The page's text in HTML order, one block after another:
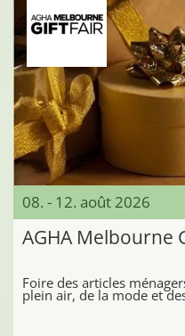
08. - 12. août 2026
AGHA Melbourne
Foire des articles
plein air, de la mode et